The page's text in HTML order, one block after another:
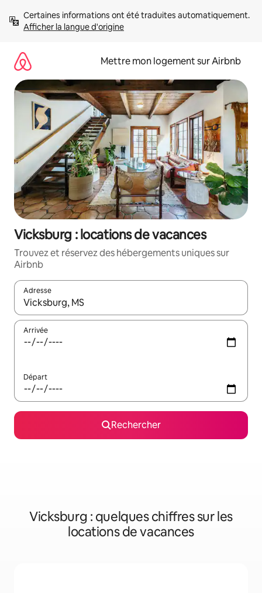
directement
Afficher la langue d'origine
Mettre mon logement sur Airbnb
Vicksburg : locations de vacances
Trouvez et réservez des hébergements uniques sur
Airbnb
Adresse
Lorsque les résultats s'affichent, utilisez les flèches vers le
Arrivée
Départ
Rechercher
Vicksburg : quelques chiffres sur les
locations de vacances